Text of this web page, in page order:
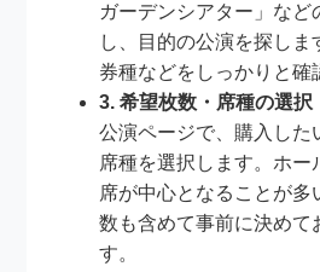
ガーデンシアター」など
し、目的の公演を探しま
券種などをしっかりと確
3. 希望枚数・席種の選択
公演ページで、購入した
席種を選択します。ホー
席が中心となることが多
数も含めて事前に決めて
す。